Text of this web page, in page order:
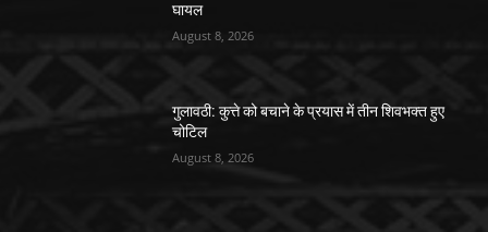
घायल
August 8, 2026
गुलावठी: कुत्ते को बचाने के प्रयास में तीन शिवभक्त हुए
चोटिल
August 8, 2026